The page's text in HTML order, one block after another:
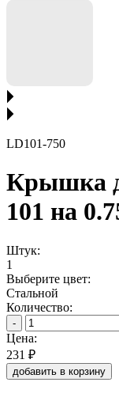
LD101-750
Крышка
101 на
Штук:
1
Выберите цвет:
Стальной
Количество:
-
Цена:
231 ₽
добавить в корзину